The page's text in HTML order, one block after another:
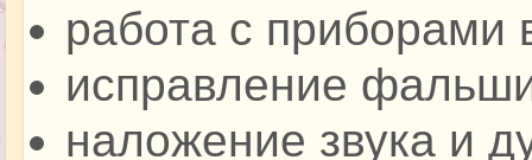
работа с приборами
исправление
наложение звука и